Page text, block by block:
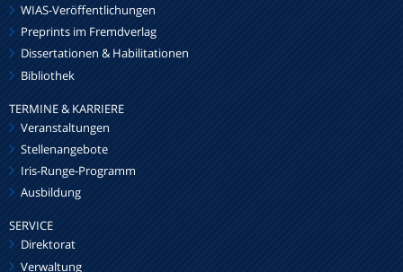
WIAS-Veröffentlichungen
Preprints im Fremdverlag
Dissertationen & Habilitationen
Bibliothek
TERMINE & KARRIERE
Veranstaltungen
Stellenangebote
Iris-Runge-Programm
Ausbildung
SERVICE
Direktorat
Verwaltung